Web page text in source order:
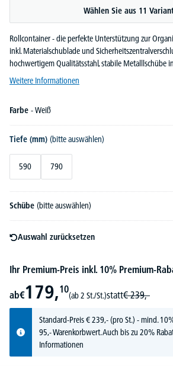
Wählen Sie aus 11
Rollcontainer - die perfekte Unterstützung zur
inkl. Materialschublade und
hochwertigem Qualitätsstahl, stabile Metalllschübe
Weitere Informationen
Farbe - Weiß
Tiefe (mm) (bitte auswählen)
590 790
Schübe (bitte auswählen)
Auswahl zurücksetzen
Ihr Premium-Preis inkl. 10% Premium-
ab€179,10
(ab 2 St./St.)statt€ 239,-
Standard-Preis€239,-(pro St.) - mind.
95,- Warenkorbwert. Auch bis zu 20%
Informationen